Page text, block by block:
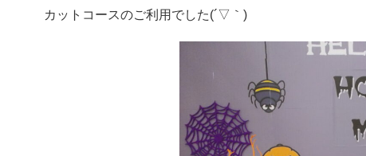
カットコースのご利用でした(´▽｀)